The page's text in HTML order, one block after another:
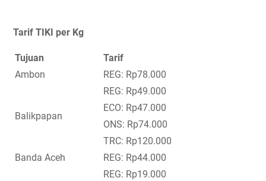
Tarif TIKI per Kg
Tujuan
Tarif
Ambon
REG: Rp78.000
Balikpapan
REG: Rp49.000
ECO: Rp47.000
ONS: Rp74.000
TRC: Rp120.000
Banda Aceh
REG: Rp44.000
REG: Rp19.000